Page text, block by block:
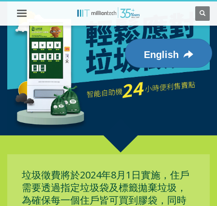
垃圾徵費將於2024年8月1日實施，住戶
需要透過指定垃圾袋及標籤拋棄垃圾，
為確保每一個住戶皆可買到膠袋，同時
English